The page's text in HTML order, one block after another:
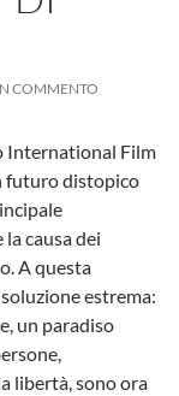
COMMENTO
International Film
futuro distopico
causa dei
A questa
estrema:
un paradiso
libertà, sono ora